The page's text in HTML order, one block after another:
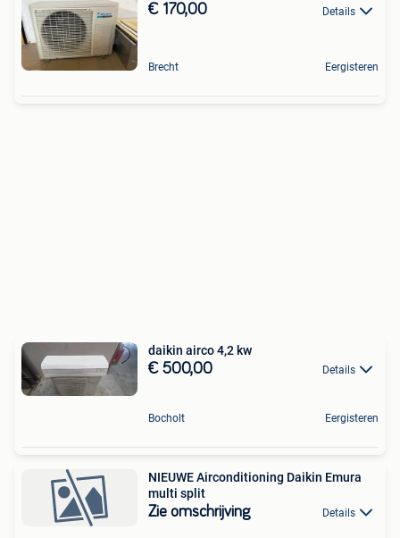
€ 170,00 Details
Brecht Eergisteren
daikin airco 4,2 kw
€ 500,00 Details
Bocholt Eergisteren
NIEUWE Airconditioning Daikin Emura
multi split
Zie omschrijving Details